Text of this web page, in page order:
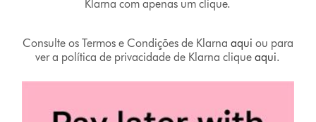
Klarna com apenas um clique.
Consulte os Termos e Condições de Klarna aqui ou para
ver a política de privacidade de Klarna cliqueaqui.